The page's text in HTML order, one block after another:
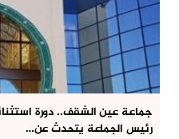
جماعة عين الشقف.. دورة
رئيس الجماعة يتحدث عن…